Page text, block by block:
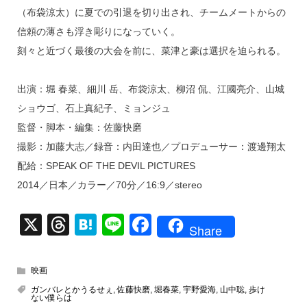
（布袋涼太）に夏での引退を切り出され、チームメートからの
信頼の薄さも浮き彫りになっていく。
刻々と近づく最後の大会を前に、菜津と豪は選択を迫られる。
出演：堀 春菜、細川 岳、布袋涼太、柳沼 侃、江國亮介、山城
ショウゴ、石上真紀子、ミョンジュ
監督・脚本・編集：佐藤快磨
撮影：加藤大志／録音：内田達也／プロデューサー：渡邊翔太
配給：SPEAK OF THE DEVIL PICTURES
2014／日本／カラー／70分／16:9／stereo
X
T
a
H
n
Li
F
e
Share
映画
ガンバレとかうるせぇ ,佐藤快磨, 堀春菜, 宇野愛海, 山中聡, 歩け
ない僕らは